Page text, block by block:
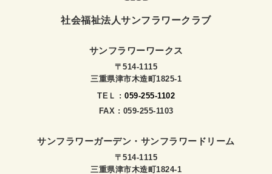
社会福祉法人サンフラワークラブ
サンフラワーワークス
〒514-1115
三重県津市木造町1825-1
TEＬ : 059-255-1102
FAX : 059-255-1103
サンフラワーガーデン・サンフラワードリーム
〒514-1115
三重県津市木造町1824-1